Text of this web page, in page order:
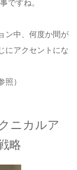
ですね。
ン中、何度か間が
にアクセントにな
）
ニカルア
略